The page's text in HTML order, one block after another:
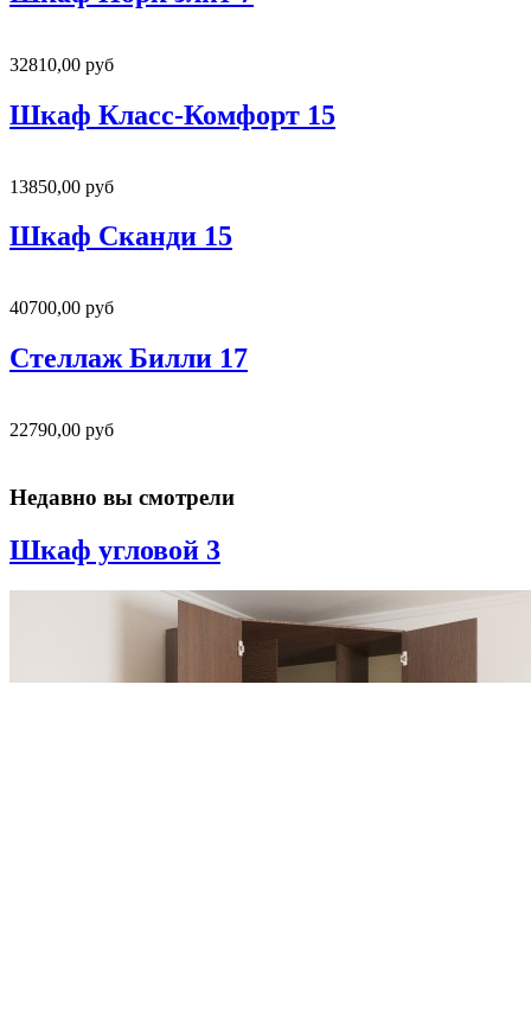
32810,00 руб
Шкаф Класс-Комфорт 15
13850,00 руб
Шкаф Сканди 15
40700,00 руб
Стеллаж Билли 17
22790,00 руб
Недавно вы смотрели
Шкаф угловой 3